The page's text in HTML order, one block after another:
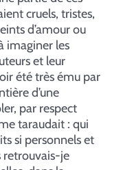
cruels, tristes,
d’amour ou
imaginer les
et leur
été très ému par
d’une
par respect
taraudait : qui
si personnels et
retrouvais-je